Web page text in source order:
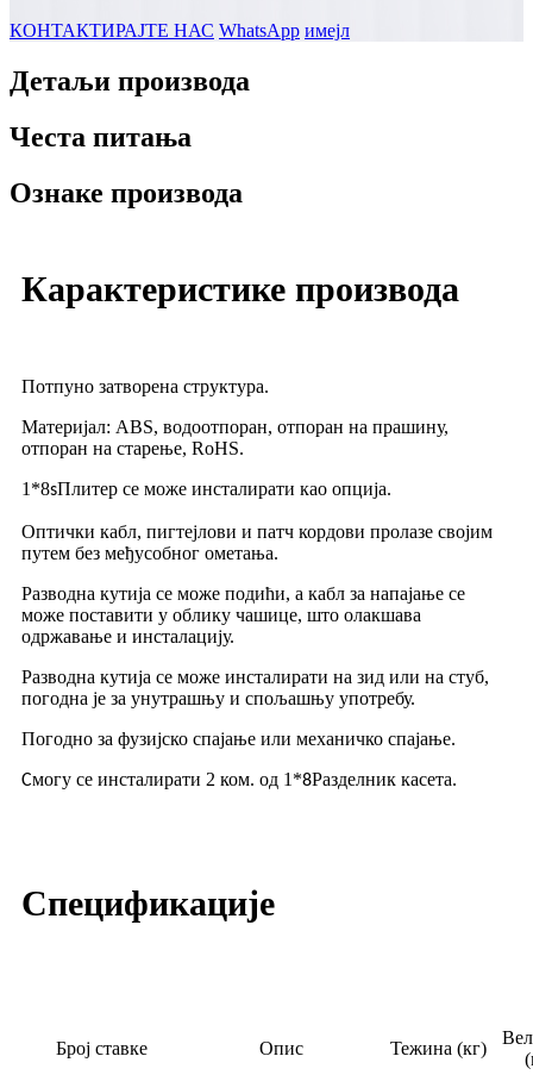
КОНТАКТИРАЈТЕ НАС WhatsApp имејл
Детаљи производа
Честа питања
Ознаке производа
Карактеристике производа
Потпуно затворена структура.
Материјал: ABS, водоотпоран, отпоран на прашину,
отпоран на старење, RoHS.
1*8sПлитер се може инсталирати као опција.
Оптички кабл, пигтејлови и патч кордови пролазе својим
путем без међусобног ометања.
Разводна кутија се може подићи, а кабл за напајање се
може поставити у облику чашице, што олакшава
одржавање и инсталацију.
Разводна кутија се може инсталирати на зид или на стуб,
погодна је за унутрашњу и спољашњу употребу.
Погодно за фузијско спајање или механичко спајање.
Cмогу се инсталирати 2 ком. од 1*8Разделник касета.
Спецификације
Број ставке Опис Тежина (кг)